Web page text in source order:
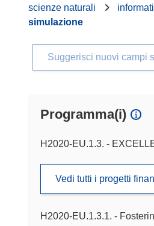
scienze naturali
simulazione
Suggerisci nuovi campi
Programma(i)
H2020-EU.1.3. -
Vedi tutti i progetti
H2020-EU.1.3.1. -